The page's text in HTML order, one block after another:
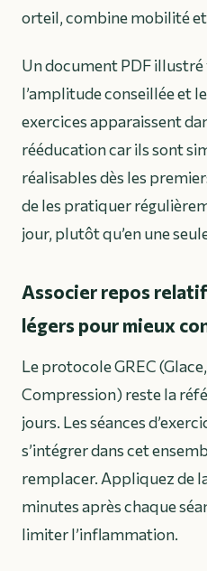
orteil, combine mobilité
Un document PDF illustré
l’amplitude conseillée et
exercices apparaissent
rééducation car ils sont
réalisables dès les
de les pratiquer
jour, plutôt qu’en une
Associer repos
légers pour mieux
Le protocole GREC
Compression) reste la
jours. Les séances
s’intégrer dans cet
remplacer. Appliquez de
minutes après chaque
limiter l’inflammation.